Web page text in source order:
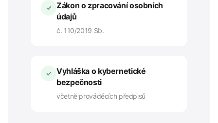
✓ Zákon o zpracování osobních
údajů
č. 110/2019 Sb.
✓ Vyhláška o kybernetické
bezpečnosti
včetně prováděcích předpisů